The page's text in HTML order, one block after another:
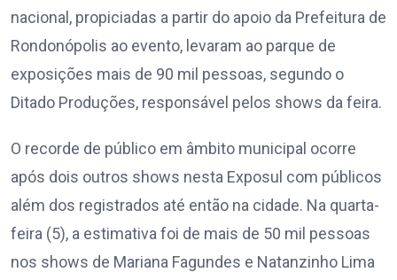
nacional, propiciadas a partir do apoio da Prefeitura de
Rondonópolis ao evento, levaram ao parque de
exposições mais de 90 mil pessoas, segundo o
Ditado Produções, responsável pelos shows da feira.
O recorde de público em âmbito municipal ocorre
após dois outros shows nesta Exposul com públicos
além dos registrados até então na cidade. Na quarta-
feira (5), a estimativa foi de mais de 50 mil pessoas
nos shows de Mariana Fagundes e Natanzinho Lima